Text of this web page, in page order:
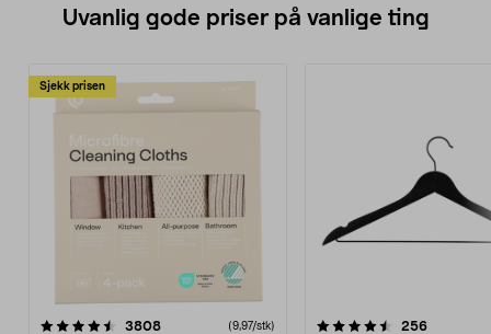
Uvanlig gode priser på vanlige ting
Sjekk prisen
3808anmeldelser(9,97/stk)
4.5av 5 stjerner 256
4.5av 5 stjerner